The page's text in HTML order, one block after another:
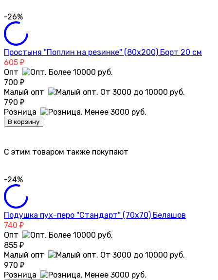
-26%
Простыня "Поплин на резинке" (80х200) Борт 20 см
605 ₽
Опт
700 ₽
Малый опт
790 ₽
Розница
В корзину
C этим товаром также покупают
-24%
Подушка пух-перо "Стандарт" (70х70) Белашов
740 ₽
Опт
855 ₽
Малый опт
970 ₽
Розница